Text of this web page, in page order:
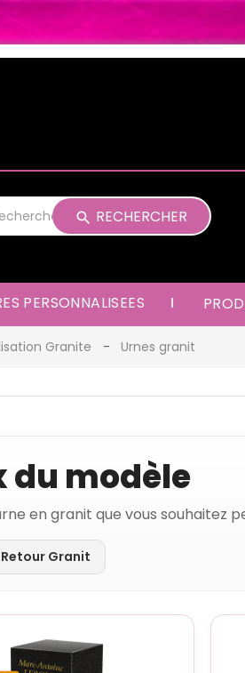
RECHERCHER
PERSONNALISEES
Granite Urnes granit
du modèle
en granit que vous souhaitez
Granit